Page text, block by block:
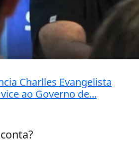
Charlles Evangelista
ao Governo de...